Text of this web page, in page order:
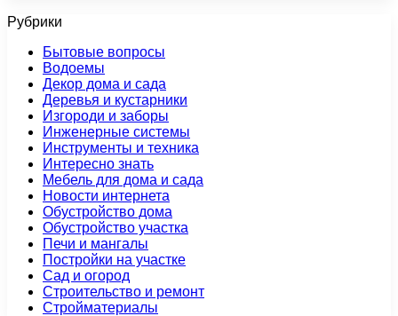
Рубрики
Бытовые вопросы
Водоемы
Декор дома и сада
Деревья и кустарники
Изгороди и заборы
Инженерные системы
Инструменты и техника
Интересно знать
Мебель для дома и сада
Новости интернета
Обустройство дома
Обустройство участка
Печи и мангалы
Постройки на участке
Сад и огород
Строительство и ремонт
Стройматериалы